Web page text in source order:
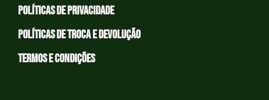
Políticas de privacidade
Políticas de Troca e devolução
Termos e condições